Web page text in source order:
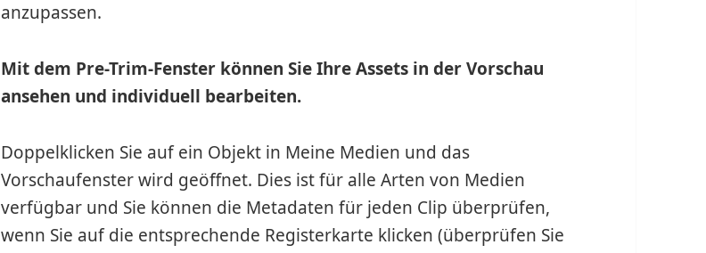
anzupassen.
Mit dem Pre-Trim-Fenster können Sie Ihre Assets in der Vorschau
ansehen und individuell bearbeiten.
Doppelklicken Sie auf ein Objekt in Meine Medien und das
Vorschaufenster wird geöffnet. Dies ist für alle Arten von Medien
verfügbar und Sie können die Metadaten für jeden Clip überprüfen,
wenn Sie auf die entsprechende Registerkarte klicken (überprüfen Sie